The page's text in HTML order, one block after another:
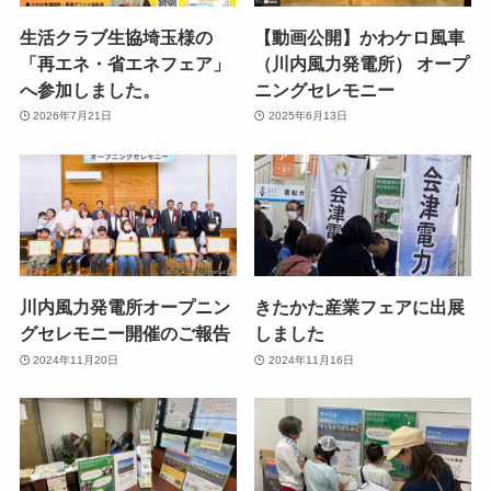
生活クラブ生協埼玉様の
「再エネ・省エネフェア」
へ参加しました。
2026年7月21日
【動画公開】かわケロ風車
（川内風力発電所） オープ
ニングセレモニー
2025年6月13日
川内風力発電所オープニン
グセレモニー開催のご報告
2024年11月20日
きたかた産業フェアに出展
しました
2024年11月16日